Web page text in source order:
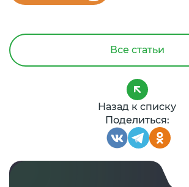
Все статьи
Назад к списку
Поделиться: